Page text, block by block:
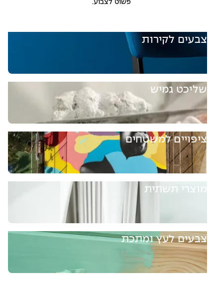
פשוט לצבוע.
צבעים לקירות
שליכט גמיש
ציפויים למשטחים
מוצרי תשתית
צבעים לעץ ומתכת